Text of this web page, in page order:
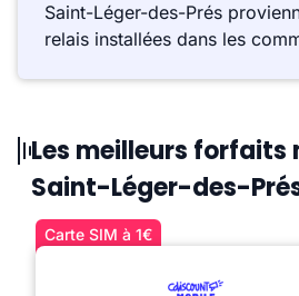
Saint-Léger-des-Prés
relais installées dans les
Les meilleurs forfaits
Saint-Léger-des-
Carte SIM à 1€